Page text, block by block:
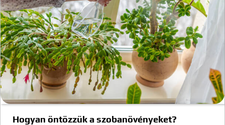
Hogyan öntözzük a szobanövényeket?